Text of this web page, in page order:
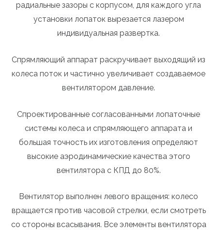
радиальные зазоры с корпусом, для каждого угла
установки лопаток вырезается лазером
индивидуальная развертка.
Спрямляющий аппарат раскручивает выходящий из
колеса поток и частично увеличивает создаваемое
вентилятором давление.
Спроектированные согласованными лопаточные
системы колеса и спрямляющего аппарата и
большая точность их изготовления определяют
высокие аэродинамические качества этого
вентилятора с КПД до 80%.
Вентилятор выполнен левого вращения: колесо
вращается против часовой стрелки, если смотреть
со стороны всасывания. Все элементы вентилятора